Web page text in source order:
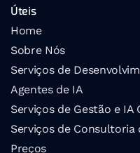
Úteis
Home
Sobre Nós
Serviços de
Agentes de IA
Serviços de Gestão e IA
Serviços de Consultoria
Preços